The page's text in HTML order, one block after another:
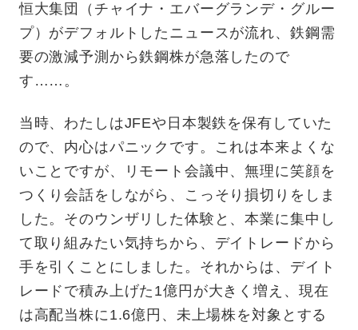
恒大集団（チャイナ・エバーグランデ・グルー
プ）がデフォルトしたニュースが流れ、鉄鋼需
要の激減予測から鉄鋼株が急落したので
す……。
当時、わたしはJFEや日本製鉄を保有していた
ので、内心はパニックです。これは本来よくな
いことですが、リモート会議中、無理に笑顔を
つくり会話をしながら、こっそり損切りをしま
した。そのウンザリした体験と、本業に集中し
て取り組みたい気持ちから、デイトレードから
手を引くことにしました。それからは、デイト
レードで積み上げた1億円が大きく増え、現在
は高配当株に1.6億円、未上場株を対象とする